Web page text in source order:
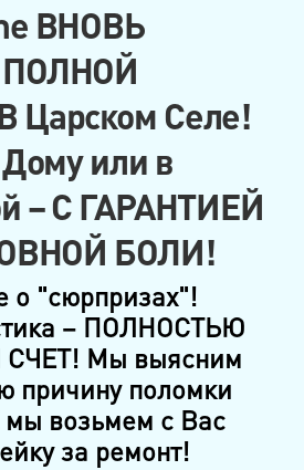
ВНОВЬ
Селе!
или в
– С ГАРАНТИЕЙ
БОЛИ!
о "сюрпризах"!
– ПОЛНОСТЬЮ
Мы выясним
причину поломки
мы возьмем с Вас
за ремонт!